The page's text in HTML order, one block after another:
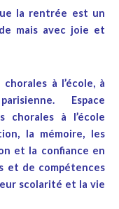
la rentrée est un
mais avec joie et
à l’école, à
Espace
chorales à l’école
la mémoire, les
et la confiance en
et de compétences
scolarité et la vie